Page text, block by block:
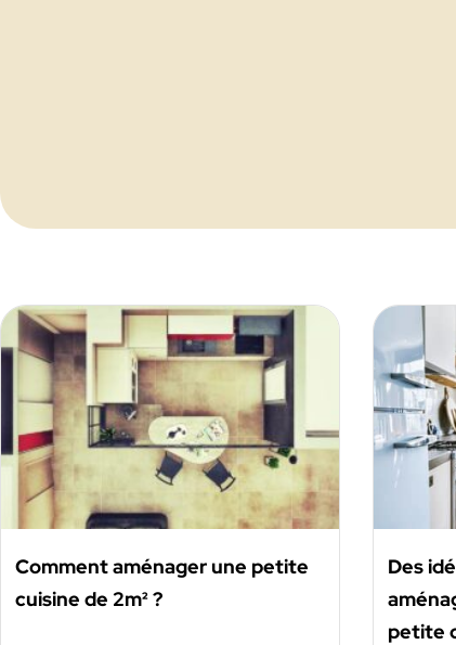
Comment aménager une petite
cuisine de 2m² ?
Des
petite